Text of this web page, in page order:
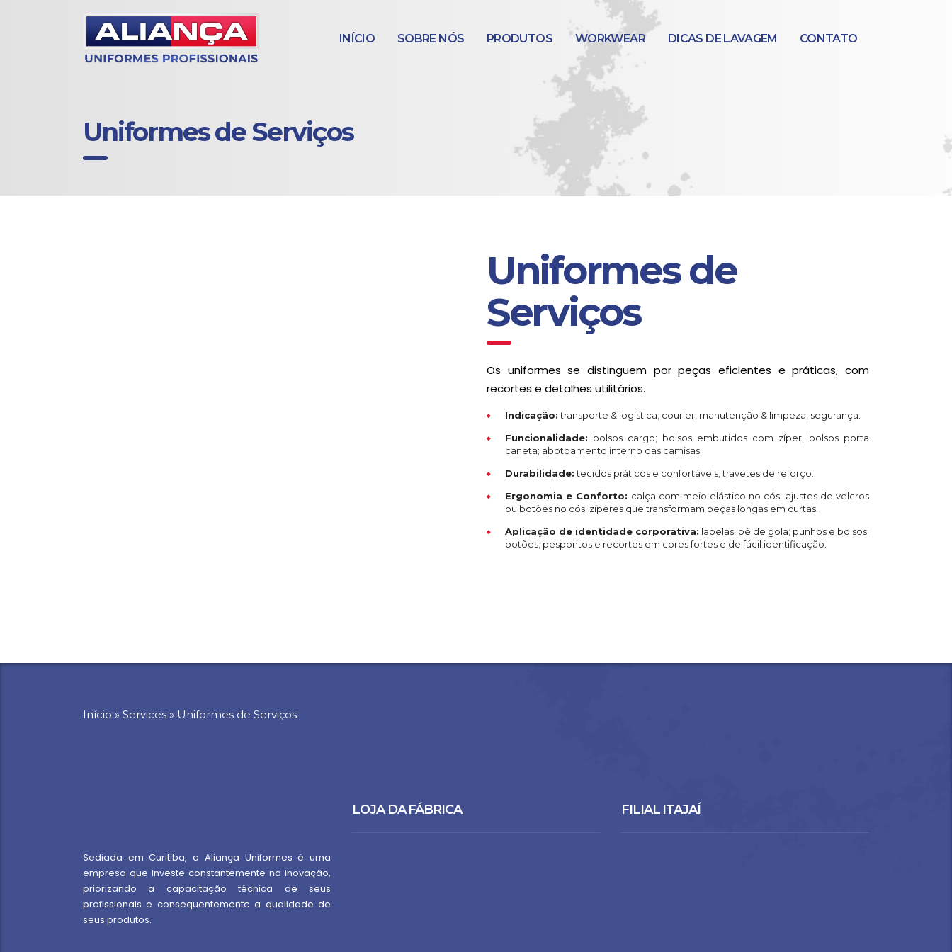
INÍCIO SOBRE NÓS PRODUTOS WORKWEAR DICAS DE LAVAGEM CONTATO
Uniformes de Serviços
Uniformes de
Serviços
Os uniformes se distinguem por peças eficientes e práticas, com
recortes e detalhes utilitários.
Indicação:transporte & logística; courier, manutenção & limpeza; segurança.
Funcionalidade: bolsos cargo; bolsos embutidos com zíper; bolsos porta
caneta; abotoamento interno das camisas.
Durabilidade:tecidos práticos e confortáveis; travetes de reforço.
Ergonomia e Conforto: calça com meio elástico no cós; ajustes de velcros
ou botões no cós; zíperes que transformam peças longas em curtas.
Aplicação de identidade corporativa: lapelas; pé de gola; punhos e bolsos;
botões; pespontos e recortes em cores fortes e de fácil identificação.
Início » Services » Uniformes de Serviços
Sediada em Curitiba, a Aliança Uniformes é uma
empresa que investe constantemente na inovação,
priorizando a capacitação técnica de seus
profissionais e consequentemente a qualidade de
seus produtos.
LOJA DA FÁBRICA FILIAL ITAJAÍ